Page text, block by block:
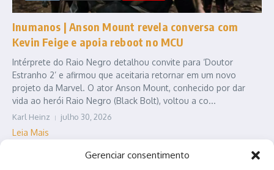
Gerenciar consentimento
Inumanos | Anson Mount revela conversa com
Kevin Feige e apoia reboot no MCU
Intérprete do Raio Negro detalhou convite para ‘Doutor
Estranho 2’ e afirmou que aceitaria retornar em um novo
projeto da Marvel. O ator Anson Mount, conhecido por dar
vida ao herói Raio Negro (Black Bolt), voltou a co...
Karl Heinz julho 30, 2026
Leia Mais